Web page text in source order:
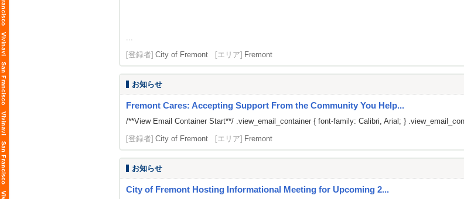
...
[登録者] City of Fremont [エリア] Fremont
お知らせ
Fremont Cares: Accepting Support From the Community You Help...
/**View Email Container Start**/ .view_email_container { font-family: Calibri, Arial; }
[登録者] City of Fremont [エリア] Fremont
お知らせ
City of Fremont Hosting Informational Meeting for Upcoming 2...